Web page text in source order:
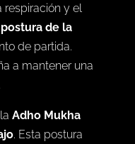
respiración y el
de la
de partida.
a mantener una
Adho Mukha
. Esta postura